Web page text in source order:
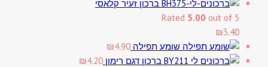
ברכון זעיר קלאסי
Rated 5.00 out of 5
₪3.40
שומע תפילה
₪4.90
ברכון דגם רימון
₪4.20